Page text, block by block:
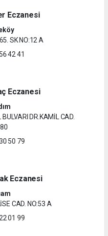
Eczanesi
SK NO:12 A
42 41
Eczanesi
DR.KAMİL CAD.
50 79
Eczanesi
CAD. NO:53 A
01 99